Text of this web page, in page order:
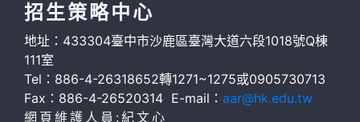
招生策略中心
地址：433304臺中市沙鹿區臺灣大道六段1018號Q棟
111室
Tel：886-4-26318652轉1271~1275或0905730713
Fax：886-4-26520314 E-mail： aar@hk.edu.tw
網頁維護人員:紀文心